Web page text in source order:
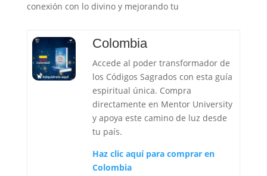
conexión con lo divino y mejorando tu
Colombia
Accede al poder transformador de
los Códigos Sagrados con esta guía
espiritual única. Compra
directamente en Mentor University
y apoya este camino de luz desde
tu país.
Haz clic aquí para comprar en
Colombia